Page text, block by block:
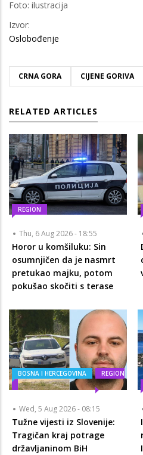
Foto: ilustracija
Izvor:
Oslobođenje
CRNA GORA CIJENE GORIVA
RELATED ARTICLES
REGION
Thu, 6 Aug 2026 - 18:55
Horor u komšiluku: Sin
osumnjičen da je nasmrt
pretukao majku, potom
pokušao skočiti s terase
BOSNA I HERCEGOVINA REGION
Wed, 5 Aug 2026 - 08:15
Tužne vijesti iz Slovenije:
Tragičan kraj potrage
državljaninom BiH